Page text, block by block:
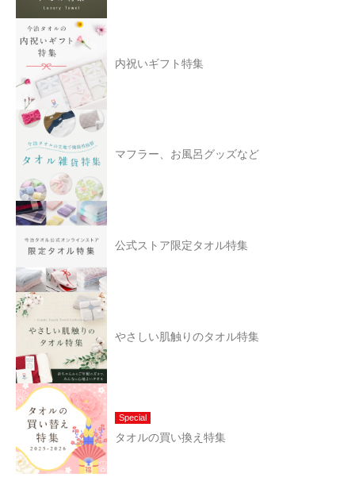
内祝いギフト特集
マフラー、お風呂グッズなど
公式ストア限定タオル特集
やさしい肌触りのタオル特集
Special
タオルの買い換え特集